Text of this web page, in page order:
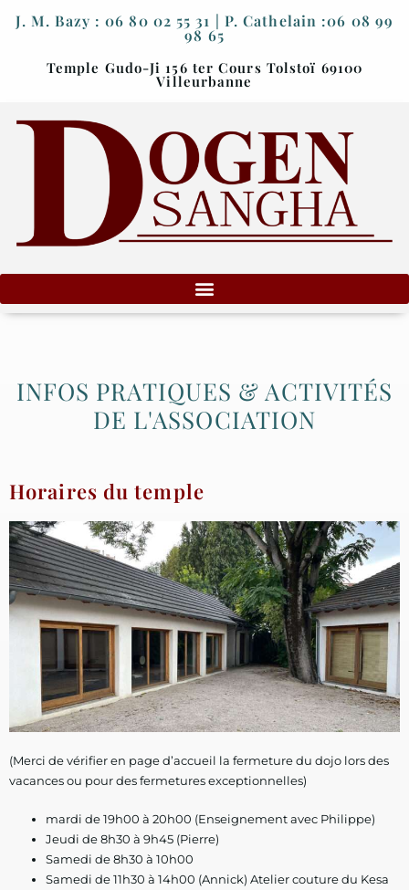
J. M. Bazy : 06 80 02 55 31 | P. Cathelain :06 08 99
98 65
Temple Gudo-Ji 156 ter Cours Tolstoï 69100
Villeurbanne
INFOS PRATIQUES & ACTIVITÉS
DE L'ASSOCIATION
Horaires du temple
(Merci de vérifier en page d’accueil la fermeture du dojo lors des
vacances ou pour des fermetures exceptionnelles)
mardi de 19h00 à 20h00 (Enseignement avec Philippe)
Jeudi de 8h30 à 9h45 (Pierre)
Samedi de 8h30 à 10h00
Samedi de 11h30 à 14h00 (Annick) Atelier couture du Kesa